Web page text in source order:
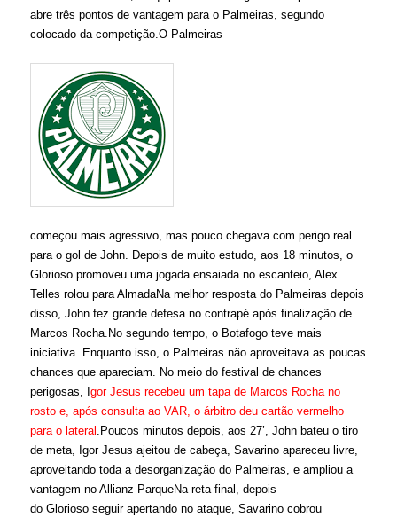
abre três pontos de vantagem para o Palmeiras, segundo
colocado da competição.O Palmeiras
começou mais agressivo, mas pouco chegava com perigo real
para o gol de John. Depois de muito estudo, aos 18 minutos, o
Glorioso promoveu uma jogada ensaiada no escanteio, Alex
Telles rolou para AlmadaNa melhor resposta do Palmeiras depois
disso, John fez grande defesa no contrapé após finalização de
Marcos Rocha.No segundo tempo, o Botafogo teve mais
iniciativa. Enquanto isso, o Palmeiras não aproveitava as poucas
chances que apareciam. No meio do festival de chances
perigosas, Igor Jesus recebeu um tapa de Marcos Rocha no
rosto e, após consulta ao VAR, o árbitro deu cartão vermelho
para o lateral .Poucos minutos depois, aos 27’, John bateu o tiro
de meta, Igor Jesus ajeitou de cabeça, Savarino apareceu livre,
aproveitando toda a desorganização do Palmeiras, e ampliou a
vantagem no Allianz ParqueNa reta final, depois
doGlorioso seguir apertando no ataque, Savarino cobrou